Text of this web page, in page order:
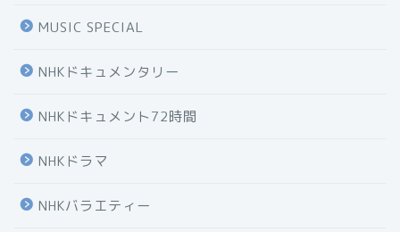
MUSIC SPECIAL
NHKドキュメンタリー
NHKドキュメント72時間
NHKドラマ
NHKバラエティー